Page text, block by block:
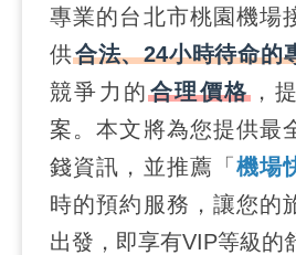
專業的台北市桃園機場
供合法、24小時待命的
競爭力的合理價格 ，
案。本文將為您提供最
錢資訊，並推薦「 機場
時的預約服務，讓您的
出發，即享有VIP等級的